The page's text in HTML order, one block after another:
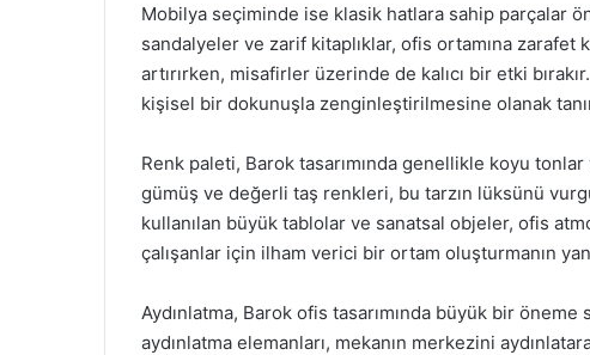
Mobilya seçiminde ise klasik hatlara sahip parçalar
sandalyeler ve zarif kitaplıklar, ofis ortamına zarafet
artırırken, misafirler üzerinde de kalıcı bir etki
kişisel bir dokunuşla zenginleştirilmesine olanak
Renk paleti, Barok tasarımında genellikle koyu
gümüş ve değerli taş renkleri, bu tarzın lüksünü
kullanılan büyük tablolar ve sanatsal objeler, ofis
çalışanlar için ilham verici bir ortam oluşturmanın
Aydınlatma, Barok ofis tasarımında büyük bir
aydınlatma elemanları, mekanın merkezini